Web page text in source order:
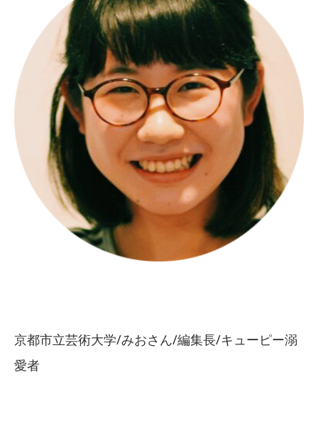
京都市立芸術大学/みおさん/編集長/キューピー溺
愛者